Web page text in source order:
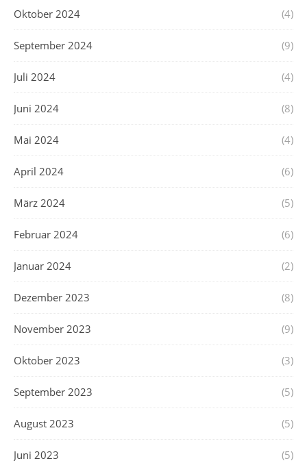
Oktober 2024 (4)
September 2024 (9)
Juli 2024 (4)
Juni 2024 (8)
Mai 2024 (4)
April 2024 (6)
März 2024 (5)
Februar 2024 (6)
Januar 2024 (2)
Dezember 2023 (8)
November 2023 (9)
Oktober 2023 (3)
September 2023 (5)
August 2023 (5)
Juni 2023 (5)